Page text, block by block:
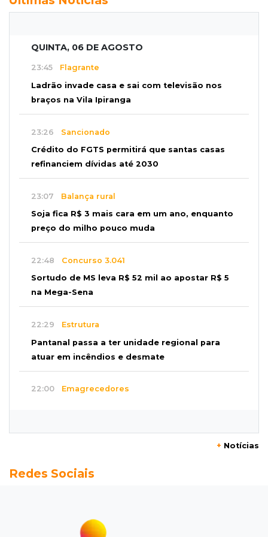
QUINTA, 06 DE AGOSTO
23:45 Flagrante
Ladrão invade casa e sai com televisão nos
braços na Vila Ipiranga
23:26 Sancionado
Crédito do FGTS permitirá que santas casas
refinanciem dívidas até 2030
23:07 Balança rural
Soja fica R$ 3 mais cara em um ano, enquanto
preço do milho pouco muda
22:48 Concurso 3.041
Sortudo de MS leva R$ 52 mil ao apostar R$ 5
na Mega-Sena
22:29 Estrutura
Pantanal passa a ter unidade regional para
atuar em incêndios e desmate
22:00 Emagrecedores
Granizo danifica telhados e plantações
Agregado
Inter perde para o Corinthians mas avança às
+ Notícias
Redes Sociais